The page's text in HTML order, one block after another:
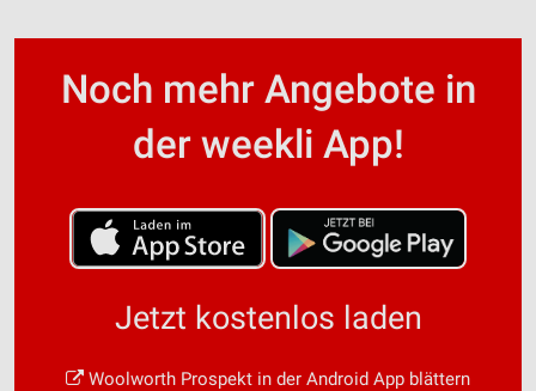
Noch mehr Angebote in
der weekli App!
Jetzt kostenlos laden
Woolworth Prospekt in der Android App blättern